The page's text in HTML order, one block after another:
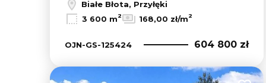
Białe Błota, Przyłęki
3 600 m2 168,00 zł/m2
OJN-GS-125424 604 800 zł